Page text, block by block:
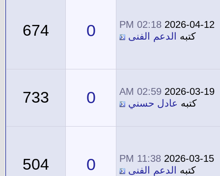
2026-04-12
02:18 PM
كتبه
الدعم الفنى 0
674
2026-03-19
02:59 AM
كتبه عادل حسني 0
733
2026-03-15
11:38 PM
كتبه
الدعم الفنى 0
504